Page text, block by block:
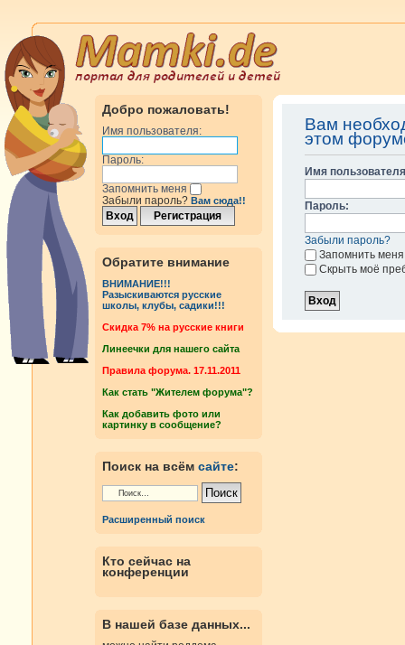
Добро пожаловать!
Имя пользователя:
Пароль:
Запомнить меня
Забыли пароль? Вам сюда!!
Обратите внимание
ВНИМАНИЕ!!!
Разыскиваются русские
школы, клубы, садики!!!
Cкидка 7% на русские книги
Линеечки для нашего сайта
Правила форума. 17.11.2011
Как стать "Жителем форума"?
Как добавить фото или
картинку в сообщение?
Поиск на всём сайте:
Расширенный поиск
Кто сейчас на
конференции
В нашей базе данных...
Вам
этом
Имя
Пароль:
Забыли пароль?
Запомнить меня
Скрыть моё